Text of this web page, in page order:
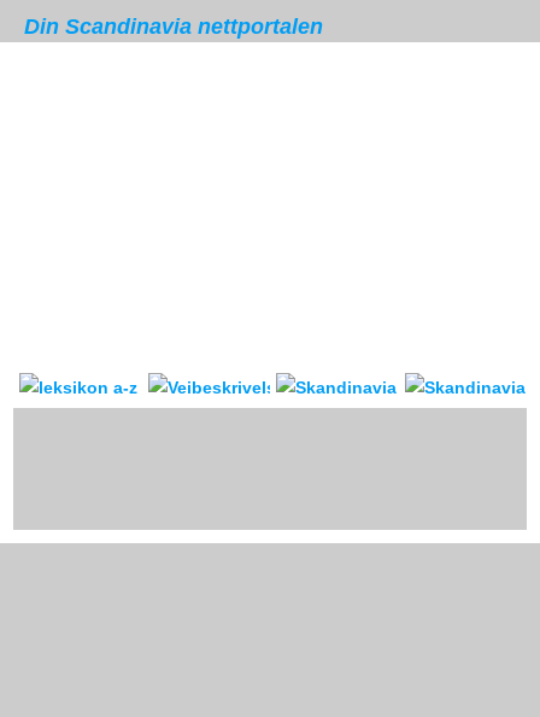
Din Scandinavia nettportalen
Skandinavia leksikonVeibeskrivelse forum &